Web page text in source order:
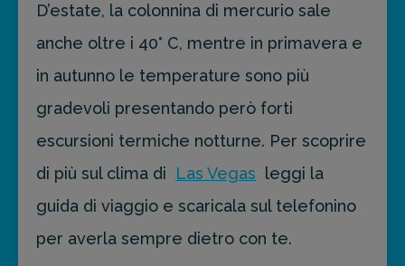
D’estate, la colonnina di mercurio sale
anche oltre i 40° C, mentre in primavera e
in autunno le temperature sono più
gradevoli presentando però forti
escursioni termiche notturne. Per scoprire
di più sul clima di
Las Vegas
leggi la
guida di viaggio e scaricala sul telefonino
per averla sempre dietro con te.